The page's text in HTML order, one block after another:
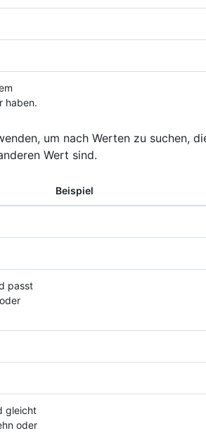
haben.
um nach Werten zu suchen,
Wert sind.
Beispiel
passt
gleicht
oder